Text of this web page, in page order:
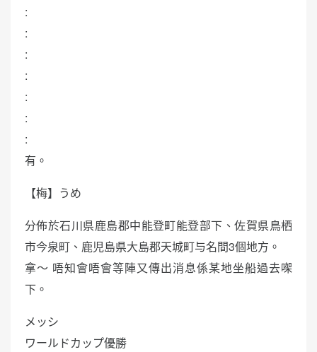
:
:
:
:
:
:
:
有。
【梅】うめ
分佈於石川県鹿島郡中能登町能登部下、佐賀県鳥栖
市今泉町、鹿児島県大島郡天城町与名間3個地方。
拿～ 唔知會唔會等陣又傳出消息係某地坐船過去㗎
下。
メッシ
ワールドカップ優勝